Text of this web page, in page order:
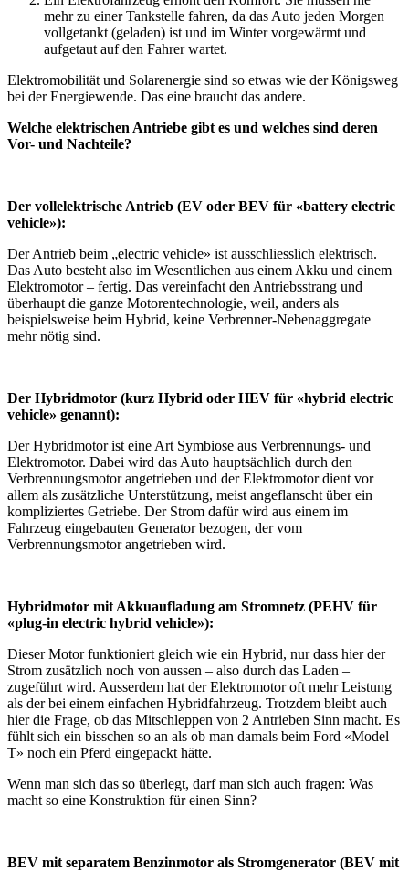
mehr zu einer Tankstelle fahren, da das Auto jeden Morgen
vollgetankt (geladen) ist und im Winter vorgewärmt und
aufgetaut auf den Fahrer wartet.
Elektromobilität und Solarenergie sind so etwas wie der Königsweg
bei der Energiewende. Das eine braucht das andere.
Welche elektrischen Antriebe gibt es und welches sind deren
Vor- und Nachteile?
Der vollelektrische Antrieb (EV oder BEV für «battery electric
vehicle»):
Der Antrieb beim „electric vehicle» ist ausschliesslich elektrisch.
Das Auto besteht also im Wesentlichen aus einem Akku und einem
Elektromotor – fertig. Das vereinfacht den Antriebsstrang und
überhaupt die ganze Motorentechnologie, weil, anders als
beispielsweise beim Hybrid, keine Verbrenner-Nebenaggregate
mehr nötig sind.
Der Hybridmotor (kurz Hybrid oder HEV für «hybrid electric
vehicle» genannt):
Der Hybridmotor ist eine Art Symbiose aus Verbrennungs- und
Elektromotor. Dabei wird das Auto hauptsächlich durch den
Verbrennungsmotor angetrieben und der Elektromotor dient vor
allem als zusätzliche Unterstützung, meist angeflanscht über ein
kompliziertes Getriebe. Der Strom dafür wird aus einem im
Fahrzeug eingebauten Generator bezogen, der vom
Verbrennungsmotor angetrieben wird.
Hybridmotor mit Akkuaufladung am Stromnetz (PEHV für
«plug-in electric hybrid vehicle»):
Dieser Motor funktioniert gleich wie ein Hybrid, nur dass hier der
Strom zusätzlich noch von aussen – also durch das Laden –
zugeführt wird. Ausserdem hat der Elektromotor oft mehr Leistung
als der bei einem einfachen Hybridfahrzeug. Trotzdem bleibt auch
hier die Frage, ob das Mitschleppen von 2 Antrieben Sinn macht. Es
fühlt sich ein bisschen so an als ob man damals beim Ford «Model
T» noch ein Pferd eingepackt hätte.
Wenn man sich das so überlegt, darf man sich auch fragen: Was
macht so eine Konstruktion für einen Sinn?
BEV mit separatem Benzinmotor als Stromgenerator (BEV mit